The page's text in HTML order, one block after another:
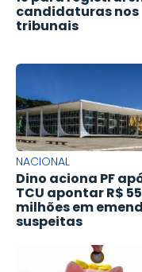
candidaturas nos
tribunais
NACIONAL
Dino aciona PF
TCU apontar R$
milhões em
suspeitas